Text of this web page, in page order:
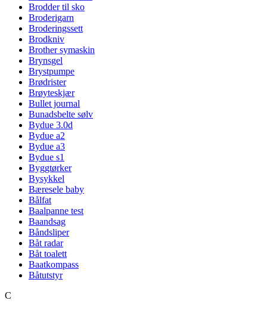
Brodder til sko
Broderigarn
Broderingssett
Brodkniv
Brother symaskin
Brynsgel
Brystpumpe
Brødrister
Brøyteskjær
Bullet journal
Bunadsbelte sølv
Bydue 3.0d
Bydue a2
Bydue a3
Bydue s1
Byggtørker
Bysykkel
Bæresele baby
Bålfat
Baalpanne test
Baandsag
Båndsliper
Båt radar
Båt toalett
Baatkompass
Båtutstyr
C